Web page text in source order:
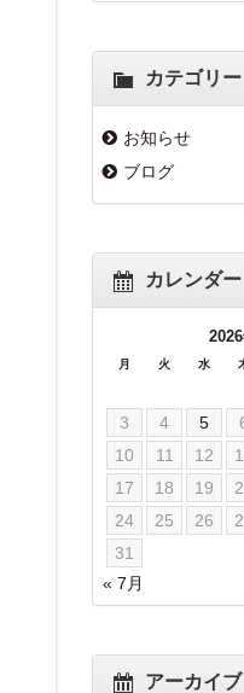
カテゴリー
お知らせ
ブログ
カレンダー
月 火 水
3
4 5
10
11 12
17
18 19
24
25 26
31
« 7月
アーカイブ